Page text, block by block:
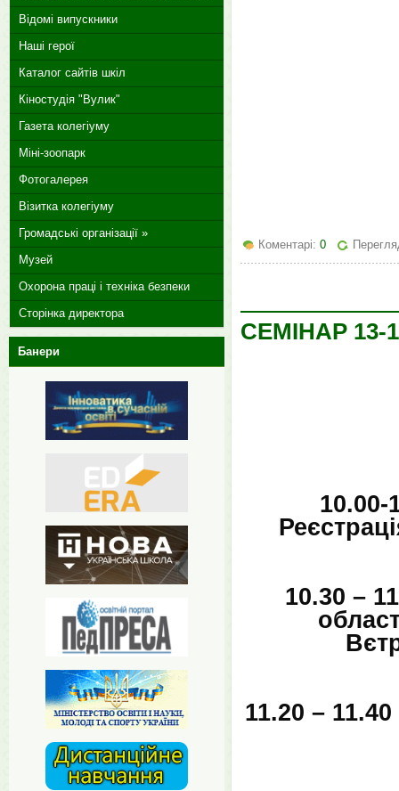
Коментарі: 0
СЕМІНАР 13-
10.00-
10.30 –
11.20 –
Відомі випускники
Наші герої
Каталог сайтів шкіл
Кіностудія "Вулик"
Газета колегіуму
Міні-зоопарк
Фотогалерея
Візитка колегіуму
Громадські організації »
Музей
Охорона праці і техніка безпеки
Сторінка директора
Банери